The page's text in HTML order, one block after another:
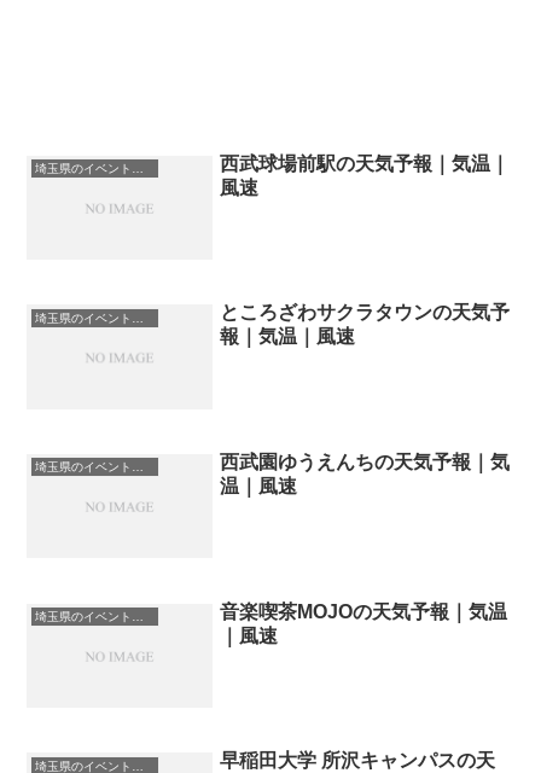
西武球場前駅の天気予報｜気温｜
風速
ところざわサクラタウンの天気予
報｜気温｜風速
埼玉県のイベント会場一覧
西武園ゆうえんちの天気予報｜気
温｜風速
音楽喫茶MOJOの天気予報｜気温
｜風速
早稲田大学 所沢キャンパスの天